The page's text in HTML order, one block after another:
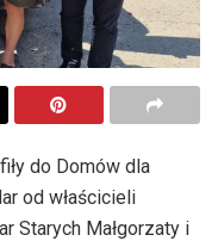
do Domów dla
od właścicieli
Starych Małgorzaty i